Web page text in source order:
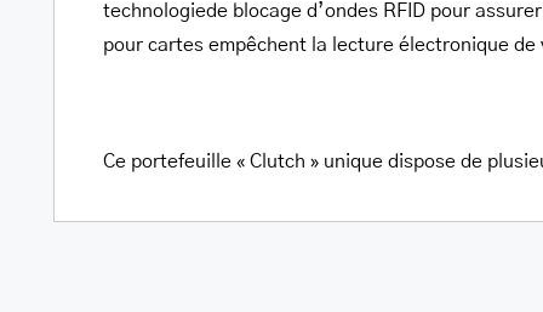
technologiede blocage d’ondes RFID pour
pour cartes empêchent la lecture électronique
Ce portefeuille « Clutch » unique dispose de